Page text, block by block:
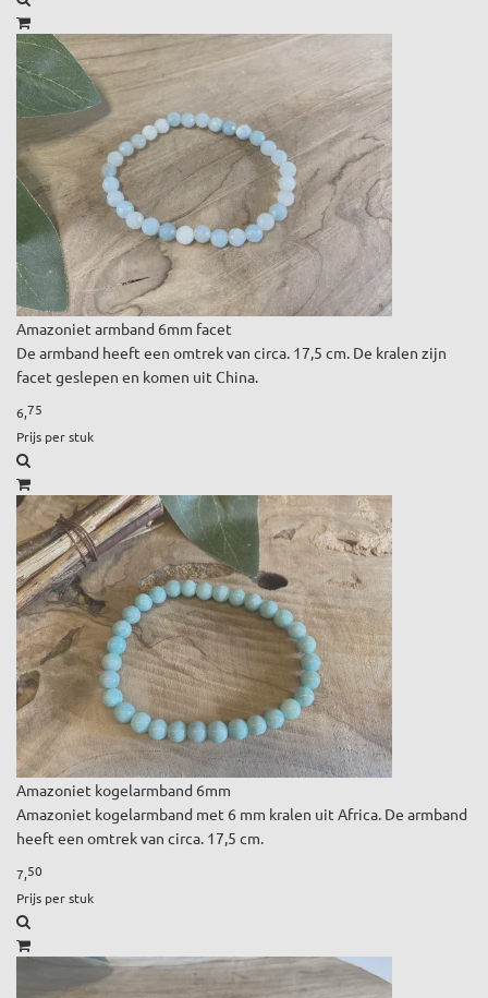
Amazoniet armband 6mm facet
De armband heeft een omtrek van circa. 17,5 cm. De kralen zijn
facet geslepen en komen uit China.
6,75
Prijs per stuk
Amazoniet kogelarmband 6mm
Amazoniet kogelarmband met 6 mm kralen uit Africa. De armband
heeft een omtrek van circa. 17,5 cm.
7,50
Prijs per stuk